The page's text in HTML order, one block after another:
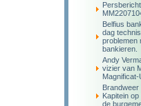
Persbericht
Belfius
dag
problemen
bankieren.
Andy
vizier van
Magnificat-
Brandweer
Kapitein
de